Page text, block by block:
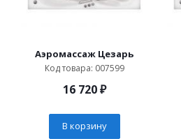
Аэромассаж Цезарь
Код товара: 007599
16 720₽
В корзину